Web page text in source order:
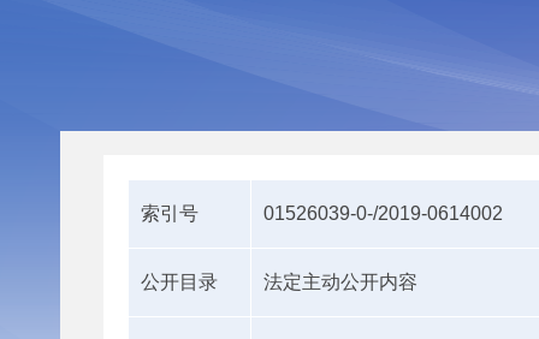
索引号 01526039-0-/2019-0614002
公开目录 法定主动公开内容